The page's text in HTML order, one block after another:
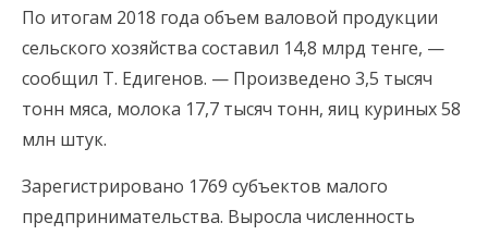
По итогам 2018 года объем валовой продукции
сельского хозяйства составил 14,8 млрд тенге, —
сообщил Т. Едигенов. — Произведено 3,5 тысяч
тонн мяса, молока 17,7 тысяч тонн, яиц куриных 58
млн штук.
Зарегистрировано 1769 субъектов малого
предпринимательства. Выросла численность